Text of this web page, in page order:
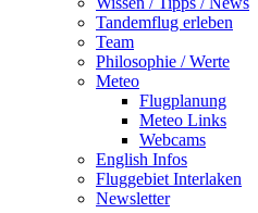
Tandemflug erleben
Team
Philosophie / Werte
Meteo
Flugplanung
Meteo Links
Webcams
English Infos
Fluggebiet Interlaken
Newsletter